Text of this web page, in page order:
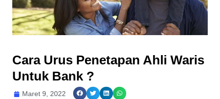
Cara Urus Penetapan Ahli Waris
Untuk Bank ?
Maret 9, 2022